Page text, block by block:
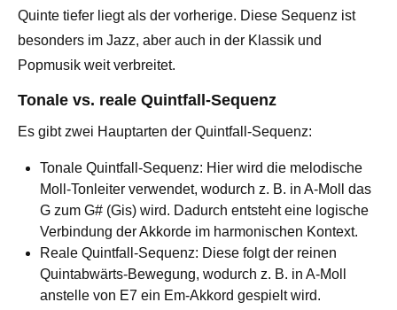
Quinte tiefer liegt als der vorherige. Diese Sequenz ist
besonders im Jazz, aber auch in der Klassik und
Popmusik weit verbreitet.
Tonale vs. reale Quintfall-Sequenz
Es gibt zwei Hauptarten der Quintfall-Sequenz:
Tonale Quintfall-Sequenz: Hier wird die melodische
Moll-Tonleiter verwendet, wodurch z. B. in A-Moll das
G zum G# (Gis) wird. Dadurch entsteht eine logische
Verbindung der Akkorde im harmonischen Kontext.
Reale Quintfall-Sequenz: Diese folgt der reinen
Quintabwärts-Bewegung, wodurch z. B. in A-Moll
anstelle von E7 ein Em-Akkord gespielt wird.